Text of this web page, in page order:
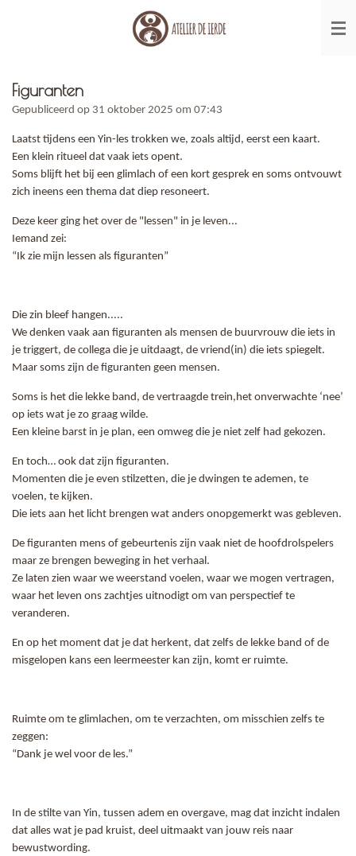
hoofdinhoud
Figuranten
Gepubliceerd op 31 oktober 2025 om 07:43
Laatst tijdens een Yin-les trokken we, zoals altijd, eerst een kaart.
Een klein ritueel dat vaak iets opent.
Soms blijft het bij een glimlach of een kort gesprek en soms ontvouwt
zich ineens een thema dat diep resoneert.
Deze keer ging het over de "lessen" in je leven...
Iemand zei:
“Ik zie mijn lessen als figuranten”
Die zin bleef hangen.....
We denken vaak aan figuranten als mensen de buurvrouw die iets in
je triggert, de collega die je uitdaagt, de vriend(in) die iets spiegelt.
Maar soms zijn de figuranten geen mensen.
Soms is het die lekke band, de vertraagde trein,het onverwachte ‘nee’
op iets wat je zo graag wilde.
Een kleine barst in je plan, een omweg die je niet zelf had gekozen.
En toch… ook dat zijn figuranten.
Momenten die je even stilzetten, die je dwingen te ademen, te
voelen, te kijken.
Die iets aan het licht brengen wat anders onopgemerkt was gebleven.
De figuranten mens of gebeurtenis zijn vaak niet de hoofdrolspelers
maar ze brengen beweging in het verhaal.
Ze laten zien waar we weerstand voelen, waar we mogen vertragen,
waar het leven ons zachtjes uitnodigt om van perspectief te
veranderen.
En op het moment dat je dat herkent, dat zelfs de lekke band of de
misgelopen kans een leermeester kan zijn, komt er ruimte.
Ruimte om te glimlachen, om te verzachten, om misschien zelfs te
zeggen:
“Dank je wel voor de les.”
In de stilte van Yin, tussen adem en overgave, mag dat inzicht indalen
dat alles wat je pad kruist, deel uitmaakt van jouw reis naar
bewustwording.